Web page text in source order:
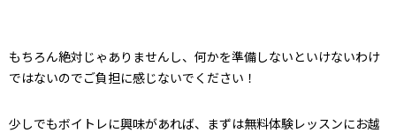
もちろん絶対じゃありませんし、何かを準備しないといけないわけ
ではないのでご負担に感じないでください！
少しでもボイトレに興味があれば、まずは無料体験レッスンにお越